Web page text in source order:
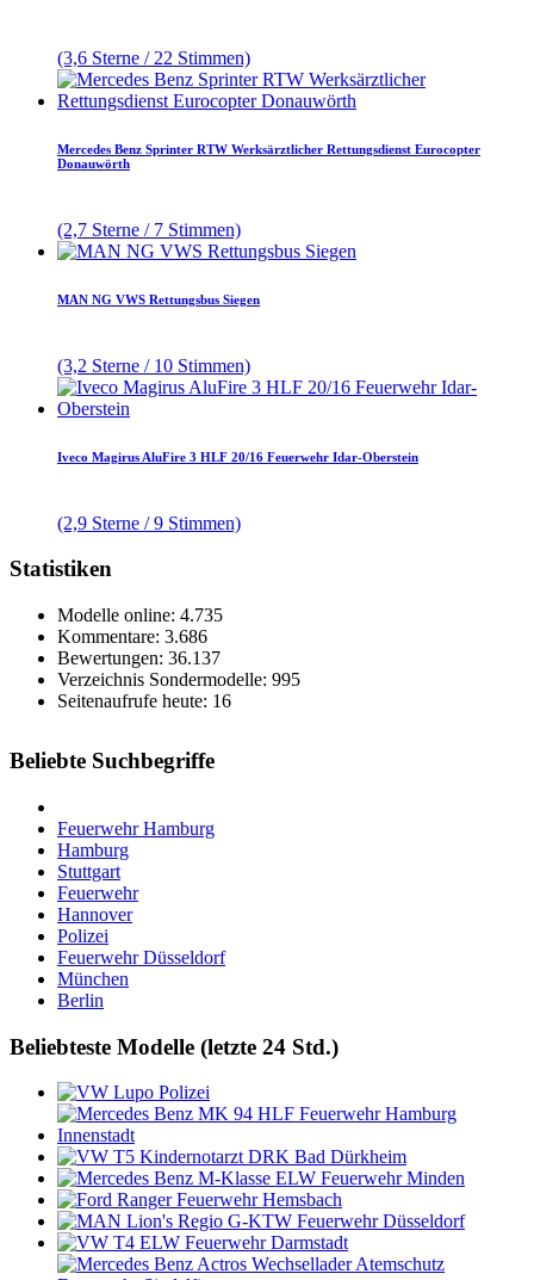
(3,6 Sterne / 22 Stimmen)
Mercedes Benz Sprinter RTW Werksärztlicher Rettungsdienst Eurocopter
Donauwörth
(2,7 Sterne / 7 Stimmen)
MAN NG VWS Rettungsbus Siegen
(3,2 Sterne / 10 Stimmen)
Iveco Magirus AluFire 3 HLF 20/16 Feuerwehr Idar-Oberstein
(2,9 Sterne / 9 Stimmen)
Statistiken
Modelle online: 4.735
Kommentare: 3.686
Bewertungen: 36.137
Verzeichnis Sondermodelle: 995
Seitenaufrufe heute: 16
Beliebte Suchbegriffe
Feuerwehr Hamburg
Hamburg
Stuttgart
Feuerwehr
Hannover
Polizei
Feuerwehr Düsseldorf
München
Berlin
Beliebteste Modelle (letzte 24 Std.)